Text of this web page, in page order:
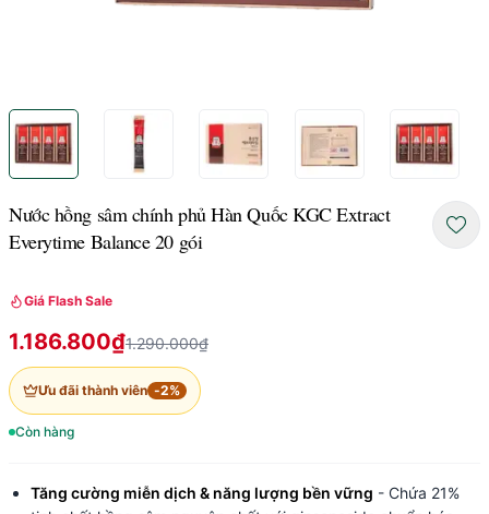
Nước hồng sâm chính phủ Hàn Quốc KGC Extract
Everytime Balance 20 gói
Giá Flash Sale
1.186.800₫1.290.000₫
Ưu đãi thành viên -2%
Còn hàng
Tăng cường miễn dịch & năng lượng bền vững - Chứa 21%